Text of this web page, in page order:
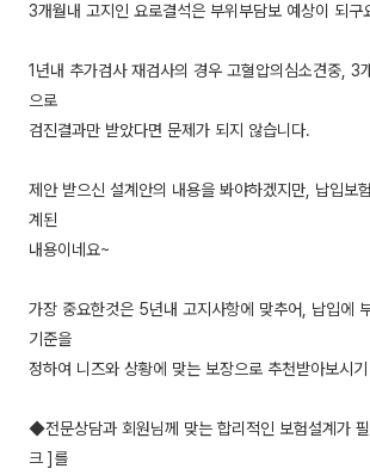
3개월내 고지인 요로결석은 부위부담보 예상이 되구
1년내 추가검사 재검사의 경우 고혈압의심소견중, 3
으로
검진결과만 받았다면 문제가 되지 않습니다.
제안 받으신 설계안의 내용을 봐야하겠지만, 납입보
계된
내용이네요~
가장 중요한것은 5년내 고지사항에 맞추어, 납입에
기준을
정하여 니즈와 상황에 맞는 보장으로 추천받아보시
◆전문상담과 회원님께 맞는 합리적인 보험설계가
크 ]를